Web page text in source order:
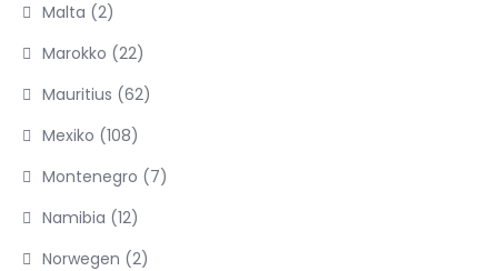
Malta (2)
Marokko (22)
Mauritius (62)
Mexiko (108)
Montenegro (7)
Namibia (12)
Norwegen (2)